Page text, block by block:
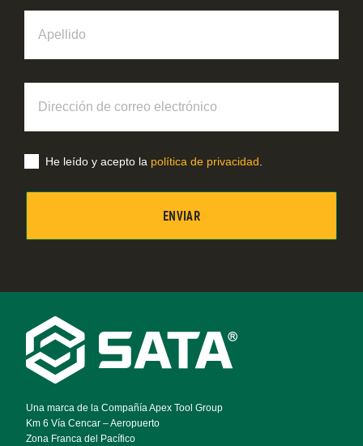
Footer
Navigation
Una marca de la Compañía Apex Tool Group
Km 6 Vía Cencar – Aeropuerto
Zona Franca del Pacífico
correo
electrónico
He leído y acepto la política de privacidad